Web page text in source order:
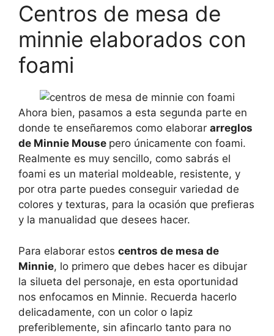
Centros de mesa de
minnie elaborados con
foami
Ahora bien, pasamos a esta segunda parte en
donde te enseñaremos como elaborar arreglos
de Minnie Mouse pero únicamente con foami.
Realmente es muy sencillo, como sabrás el
foami es un material moldeable, resistente, y
por otra parte puedes conseguir variedad de
colores y texturas, para la ocasión que prefieras
y la manualidad que desees hacer.
Para elaborar estos centros de mesa de
Minnie, lo primero que debes hacer es dibujar
la silueta del personaje, en esta oportunidad
nos enfocamos en Minnie. Recuerda hacerlo
delicadamente, con un color o lapiz
preferiblemente, sin afincarlo tanto para no